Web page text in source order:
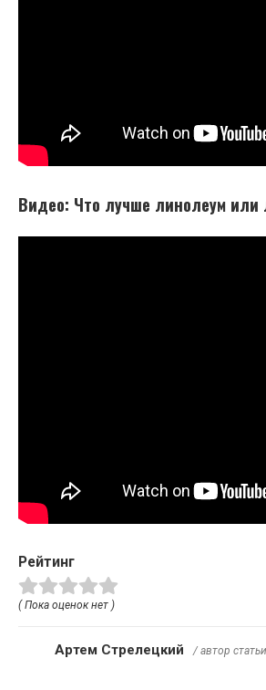
Видео: Что лучше линолеум или
Рейтинг
( Пока оценок нет )
Артем Стрелецкий / автор статьи